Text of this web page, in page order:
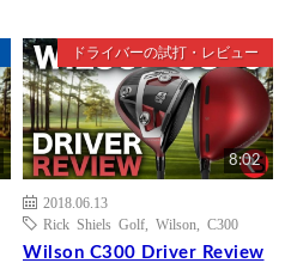
ドライバーの試打・レビュー
8:02
2018.06.13
Rick Shiels Golf
Wilson C300
Wilson C300 Driver Review